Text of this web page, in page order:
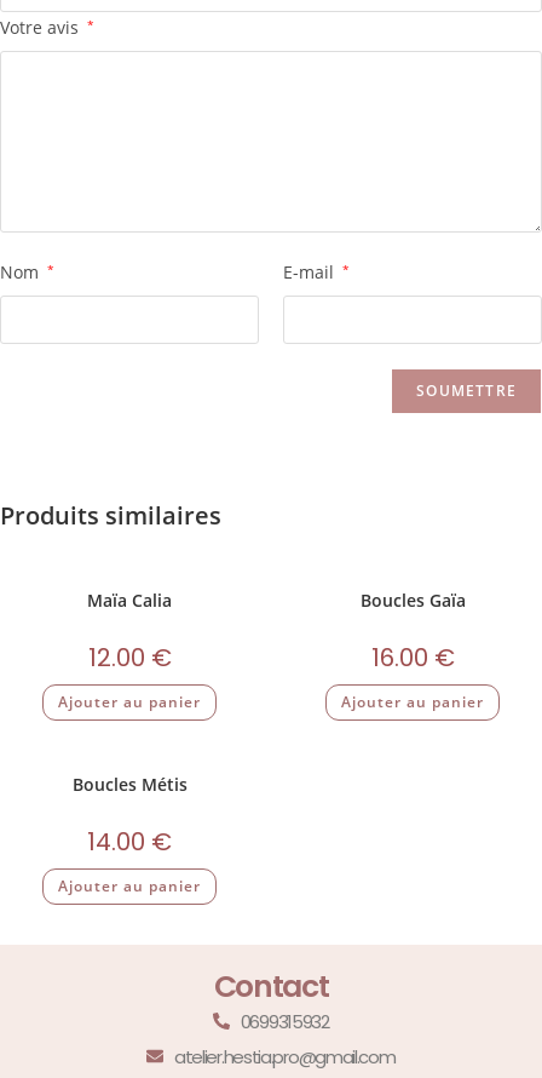
Votre avis *
Nom * E-mail *
Produits similaires
Maïa Calia
12.00 €
Ajouter au panier
Boucles Gaïa
16.00 €
Ajouter au panier
Boucles Métis
14.00 €
Ajouter au panier
Contact
0699315932
atelier.hestia.pro@gmail.com